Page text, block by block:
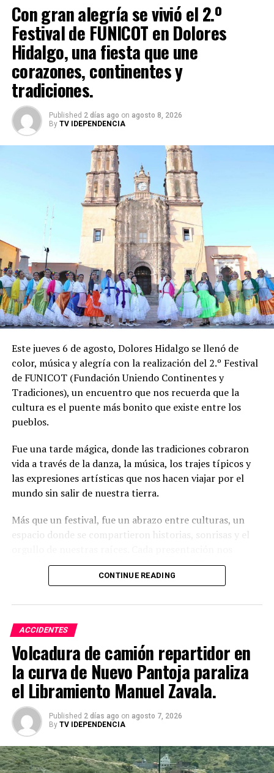
Con gran alegría se vivió el 2.º
Festival de FUNICOT en Dolores
Hidalgo, una fiesta que une
corazones, continentes y
tradiciones.
Published 2 días ago on agosto 8, 2026
By TV IDEPENDENCIA
Este jueves 6 de agosto, Dolores Hidalgo se llenó de
color, música y alegría con la realización del 2.º Festival
de FUNICOT (Fundación Uniendo Continentes y
Tradiciones), un encuentro que nos recuerda que la
cultura es el puente más bonito que existe entre los
pueblos.
Fue una tarde mágica, donde las tradiciones cobraron
vida a través de la danza, la música, los trajes típicos y
las expresiones artísticas que nos hacen viajar por el
mundo sin salir de nuestra tierra.
Más que un festival, fue un abrazo entre culturas, un
espacio donde se compartieron historias, sonrisas y el
recordó que, aunque venimos de lugares diferentes, nos
une el amor por nuestras tradiciones y el deseo de vivir
En Dolores Hidalgo, Cuna de la Independencia Nacional,
celebramos con el corazón abierto esta diversidad que
nos enriquece, y seguimos abriendo las puertas a
experiencias que nos inspiran, nos unen y nos hacen
sentir parte de una misma familia: la familia del mundo.
CONTINUE READING
ACCIDENTES
Volcadura de camión repartidor en
la curva de Nuevo Pantoja paraliza
el Libramiento Manuel Zavala.
Published 2 días ago on agosto 7, 2026
By TV IDEPENDENCIA